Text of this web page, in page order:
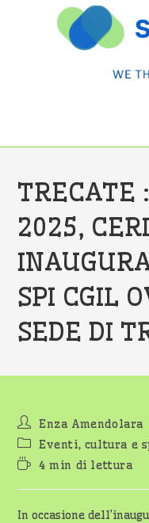
TRECATE
2025,
SPI CGIL
SEDE DI
Autore
dell'articolo:
Enza Amendolara
Categoria
dell'articolo:
Eventi, cultura e
Tempo
lettura:
4 min di lettura
In occasione